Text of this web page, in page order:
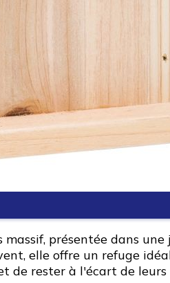
présentée dans
elle offre un refuge
de rester à l'écart de leurs